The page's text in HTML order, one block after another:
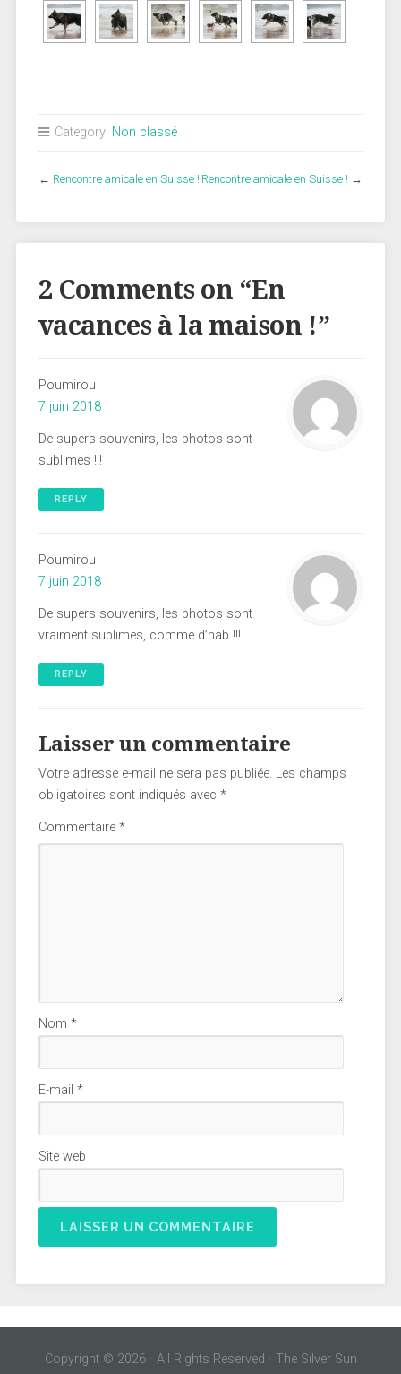
Category: Non classé
← Rencontre amicale en Suisse ! Rencontre amicale en Suisse ! →
2 Comments on “En
vacances à la maison !”
Poumirou
7 juin 2018
De supers souvenirs, les photos sont
sublimes !!!
REPLY
Poumirou
7 juin 2018
De supers souvenirs, les photos sont
vraiment sublimes, comme d’hab !!!
REPLY
Laisser un commentaire
Votre adresse e-mail ne sera pas publiée. Les champs
obligatoires sont indiqués avec *
Commentaire *
Nom *
E-mail *
Site web
Copyright © 2026 · All Rights Reserved · The Silver Sun